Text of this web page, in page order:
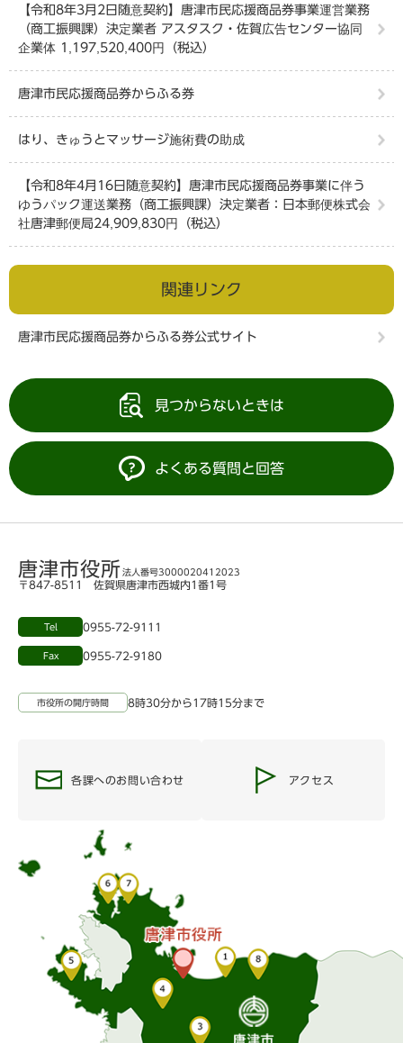
【令和8年3月2日随意契約】唐津市民応援商品券事業運営業務
（商工振興課）決定業者 アスタスク・佐賀広告センター協同
企業体 1,197,520,400円（税込）
唐津市民応援商品券からふる券
はり、きゅうとマッサージ施術費の助成
【令和8年4月16日随意契約】唐津市民応援商品券事業に伴う
ゆうパック運送業務（商工振興課）決定業者：日本郵便株式会
社唐津郵便局24,909,830円（税込）
関連リンク
唐津市民応援商品券からふる券公式サイト
見つからないときは
よくある質問と回答
唐津市役所 法人番号3000020412023
〒847-8511 佐賀県唐津市西城内1番1号
Tel 0955-72-9111
Fax 0955-72-9180
市役所の開庁時間 8時30分から17時15分まで
各課へのお問い合わせ アクセス